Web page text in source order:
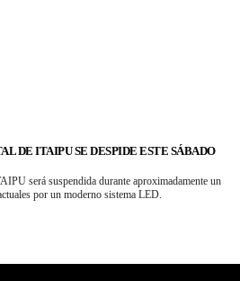
DE ITAIPU SE DESPIDE ESTE SÁBADO
será suspendida durante aproximadamente un
por un moderno sistema LED.